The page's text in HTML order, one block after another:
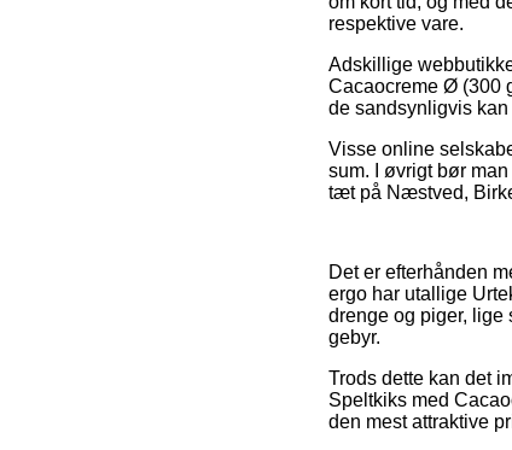
respektive vare.
Adskillige
Cacaocreme Ø (300
de sandsynligvis
Visse online
sum. I øvrigt bør
tæt på Næstved,
Det er efterhånden
ergo har utallige
drenge og piger,
gebyr.
Trods dette kan det
Speltkiks med
den mest attraktive